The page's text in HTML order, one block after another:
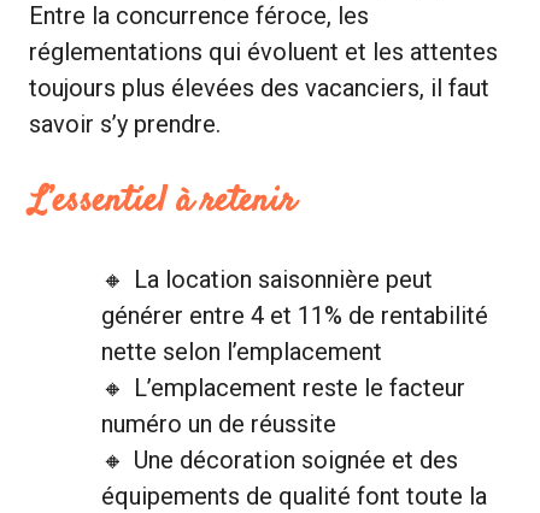
Entre la concurrence féroce, les
réglementations qui évoluent et les attentes
toujours plus élevées des vacanciers, il faut
savoir s’y prendre.
L’essentiel à retenir
La location saisonnière peut
générer entre 4 et 11% de rentabilité
nette selon l’emplacement
L’emplacement reste le facteur
numéro un de réussite
Une décoration soignée et des
équipements de qualité font toute la